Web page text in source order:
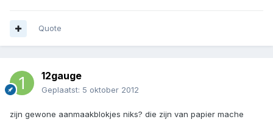
Quote
12gauge
Geplaatst: 5 oktober 2012
zijn gewone aanmaakblokjes niks? die zijn van papier mache